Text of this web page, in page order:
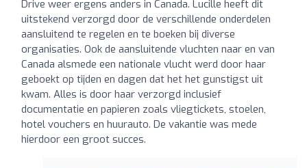
Drive weer ergens anders in Canada. Lucille heeft dit
uitstekend verzorgd door de verschillende onderdelen
aansluitend te regelen en te boeken bij diverse
organisaties. Ook de aansluitende vluchten naar en van
Canada alsmede een nationale vlucht werd door haar
geboekt op tijden en dagen dat het het gunstigst uit
kwam. Alles is door haar verzorgd inclusief
documentatie en papieren zoals vliegtickets, stoelen,
hotel vouchers en huurauto. De vakantie was mede
hierdoor een groot succes.